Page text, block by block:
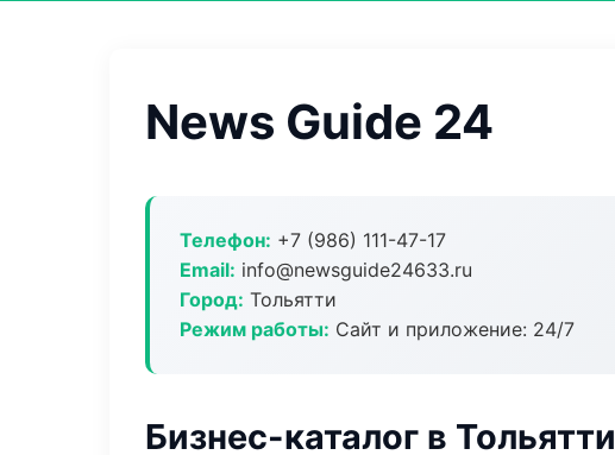
News Guide 24
Телефон: +7 (986) 111-47-17
Email: info@newsguide24633.ru
Город: Тольятти
Режим работы: Сайт и приложение: 24/7
Бизнес-каталог в Тольятти